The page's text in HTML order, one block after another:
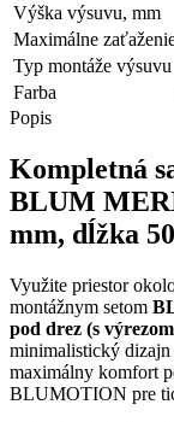
Výška výsuvu, mm
Maximálne
Typ montáže výsuvu
Farba
Popis
Kompletná
BLUM
mm, dĺžka
Využite priestor
montážnym setom
pod drez (s
minimalistický
maximálny komfort
BLUMOTION pre